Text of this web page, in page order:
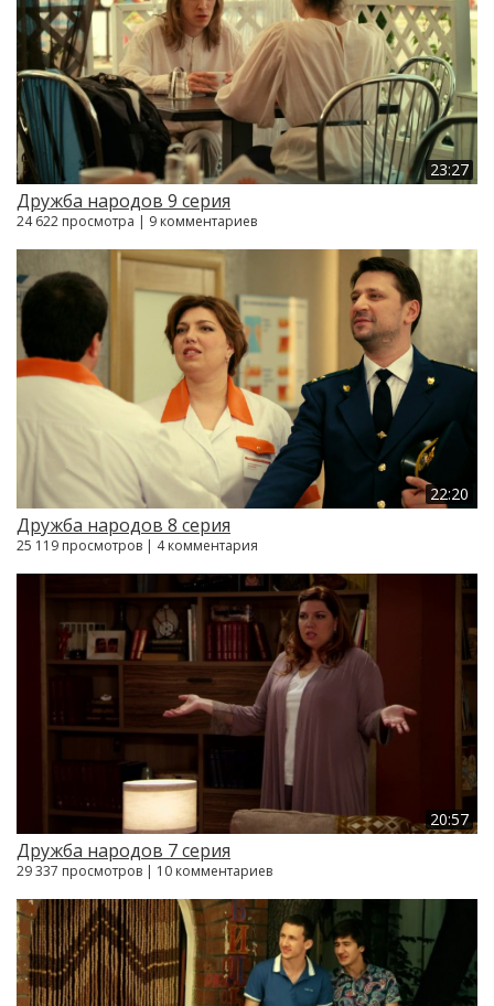
23:27
Дружба народов 9 серия
24 622 просмотра | 9 комментариев
22:20
Дружба народов 8 серия
25 119 просмотров | 4 комментария
20:57
Дружба народов 7 серия
29 337 просмотров | 10 комментариев